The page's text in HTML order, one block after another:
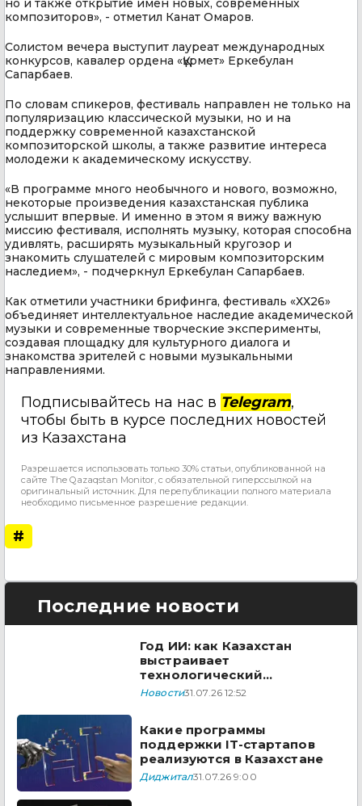
композиторов», - отметил Канат Омаров.
Солистом вечера выступит лауреат международных
конкурсов, кавалер ордена «Құрмет» Еркебулан
Сапарбаев.
По словам спикеров, фестиваль направлен не только на
популяризацию классической музыки, но и на
поддержку современной казахстанской
композиторской школы, а также развитие интереса
молодежи к академическому искусству.
«В программе много необычного и нового, возможно,
некоторые произведения казахстанская публика
услышит впервые. И именно в этом я вижу важную
миссию фестиваля, исполнять музыку, которая способна
удивлять, расширять музыкальный кругозор и
знакомить слушателей с мировым композиторским
наследием», - подчеркнул Еркебулан Сапарбаев.
Как отметили участники брифинга, фестиваль «ХХ26»
объединяет интеллектуальное наследие академической
музыки и современные творческие эксперименты,
создавая площадку для культурного диалога и
знакомства зрителей с новыми музыкальными
направлениями.
Подписывайтесь на нас в Telegram,
чтобы быть в курсе последних новостей
из Казахстана
Разрешается использовать только 30% статьи, опубликованной на
сайте The Qazaqstan Monitor, с обязательной гиперссылкой на
оригинальный источник. Для перепубликации полного материала
необходимо письменное разрешение редакции.
#
Последние новости
Год ИИ: как Казахстан
выстраивает
технологический
суверенитет в 2026 году
Новости31.07.26 12:52
Какие программы
поддержки IT-стартапов
реализуются в Казахстане
Диджитал31.07.26 9:00